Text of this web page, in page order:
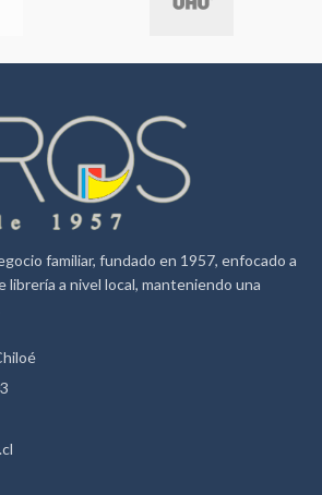
familiar, fundado en 1957, enfocado a
librería a nivel local, manteniendo una